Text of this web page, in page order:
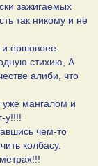
зажигаемых
так никому и не
и ершовоее
стихию, А
алиби, что
уже мангалом и
у!!!!
чем-то
колбасу.